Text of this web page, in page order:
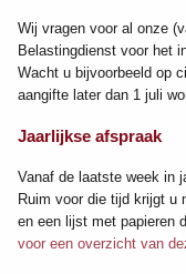
Wij vragen voor al onze
Belastingdienst voor het
Wacht u bijvoorbeeld op
aangifte later dan 1 juli
Jaarlijkse afspraak
Vanaf de laatste week in
Ruim voor die tijd krijgt u
en een lijst met papieren
voor een overzicht van